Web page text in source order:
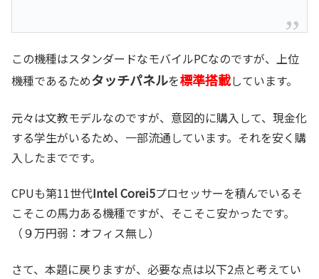
この機種はスタンダードなモバイルPCなのですが、上位
機種であるためタッチパネルを標準搭載しています。
元々は文教モデルなのですが、意図的に購入して、現金化
する学生がいるため、一部流通しています。それを安く購
入したまでです。
CPUも第11世代Intel Corei5プロセッサーを積んでいるそ
こそこの馬力ある機種ですが、そこそこ安かったです。
（９万円弱：オフィス無し）
さて、本題に戻りますが、必要な点は以下2点と考えてい